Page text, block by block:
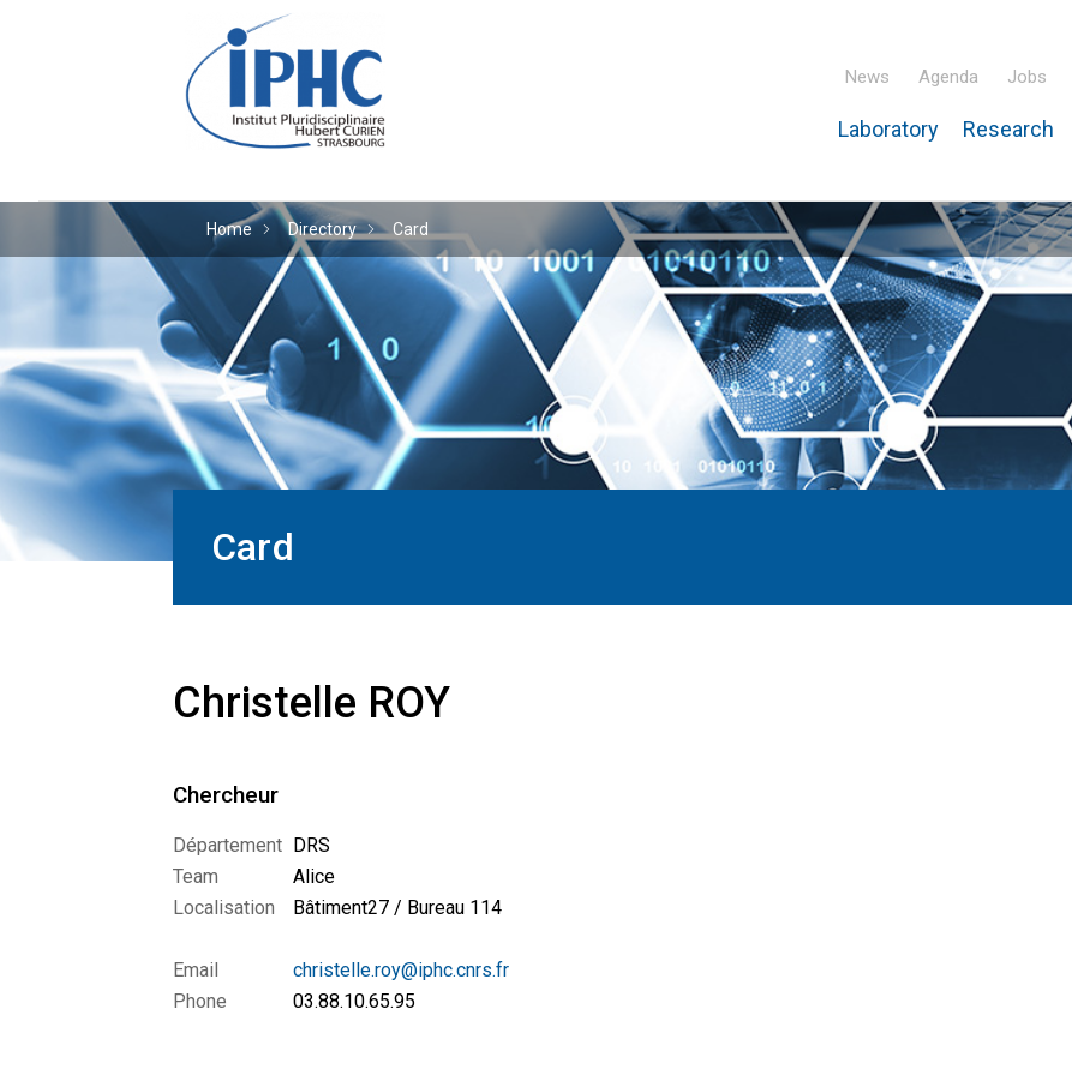
The Hubert Curien pluridisciplinary Institute – IPHC
News Agenda Jobs
Laboratory Research
Home Directory Card
Card
Christelle ROY
Chercheur
Département DRS
Team
Alice
Localisation
Bâtiment27 / Bureau 114
Email
christelle.roy@iphc.cnrs.fr
Phone
03.88.10.65.95